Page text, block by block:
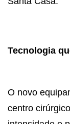
Tecnologia
O novo
centro